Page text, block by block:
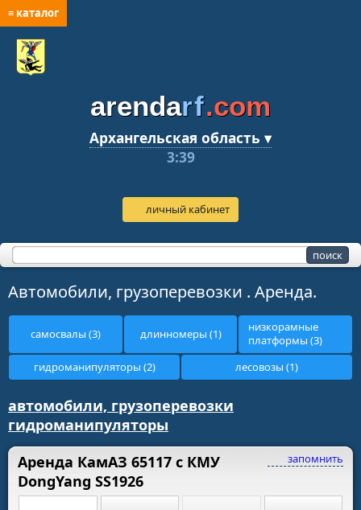
≡ каталог
arendarf.com
Архангельская область ▾
3:39
личный кабинет
Автомобили, грузоперевозки . Аренда.
самосвалы (3) длинномеры (1)
низкорамные
платформы (3)
гидроманипуляторы (2)
лесовозы (1)
автомобили, грузоперевозки
гидроманипуляторы
запомнить
Аренда КамАЗ 65117 с КМУ
DongYang SS1926